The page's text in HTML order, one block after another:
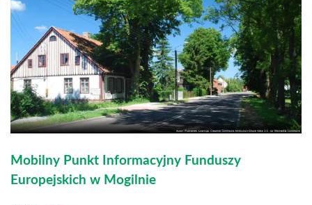
Mobilny Punkt Informacyjny Funduszy
Europejskich w Mogilnie